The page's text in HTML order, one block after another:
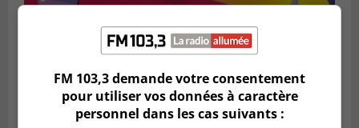
FM 103,3 demande votre consentement
pour utiliser vos données à caractère
personnel dans les cas suivants :